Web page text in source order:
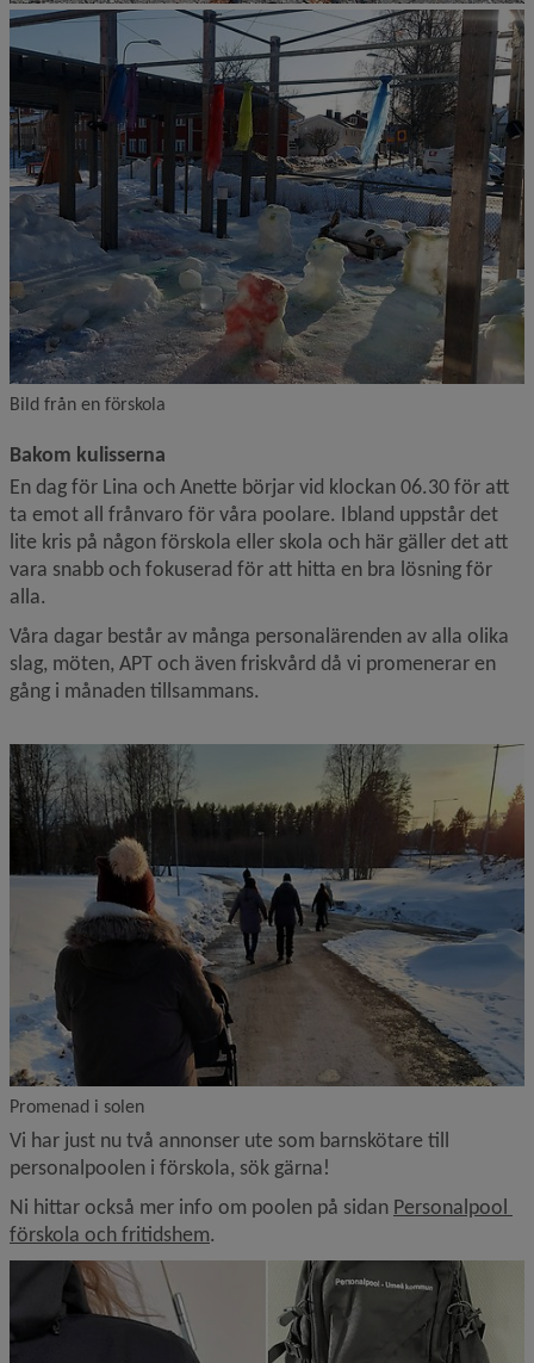
Bild från en förskola
Bakom kulisserna
En dag för Lina och Anette börjar vid klockan 06.30 för att
ta emot all frånvaro för våra poolare. Ibland uppstår det
lite kris på någon förskola eller skola och här gäller det att
vara snabb och fokuserad för att hitta en bra lösning för
alla.
Våra dagar består av många personalärenden av alla olika
slag, möten, APT och även friskvård då vi promenerar en
gång i månaden tillsammans.
Promenad i solen
Vi har just nu två annonser ute som barnskötare till
personalpoolen i förskola, sök gärna!
Ni hittar också mer info om poolen på sidan Personalpool
förskola och fritidshem.